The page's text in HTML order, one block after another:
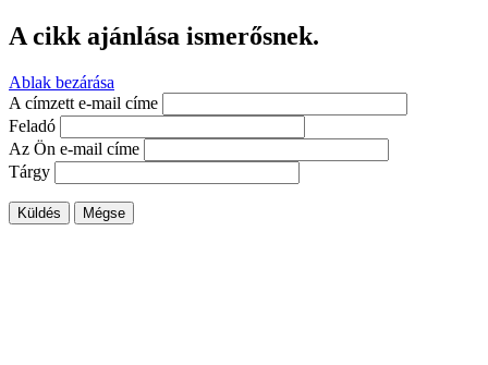
A cikk ajánlása ismerősnek.
Ablak bezárása
A címzett e-mail címe
Feladó
Az Ön e-mail címe
Tárgy
Küldés Mégse